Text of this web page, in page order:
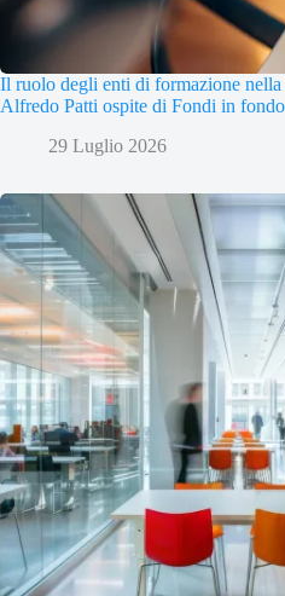
Il ruolo degli enti di formazione
Alfredo Patti ospite di Fondi in fondo
29 Luglio 2026